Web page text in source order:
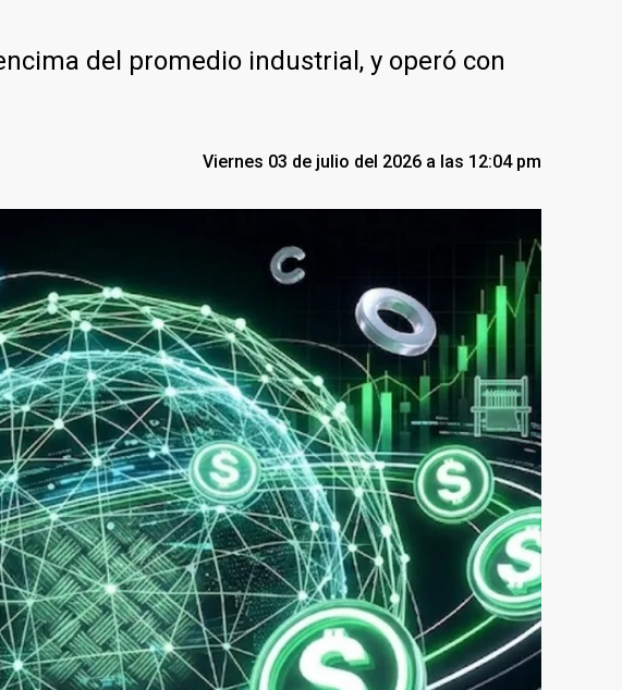
del promedio industrial, y operó con
Viernes 03 de julio del 2026 a las 12:04 pm